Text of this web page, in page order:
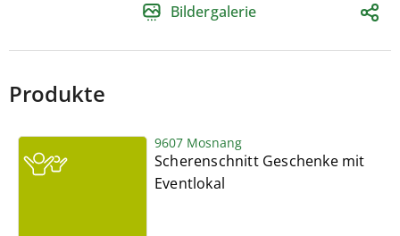
Bildergalerie
Produkte
9607 Mosnang
Scherenschnitt Geschenke mit
Eventlokal